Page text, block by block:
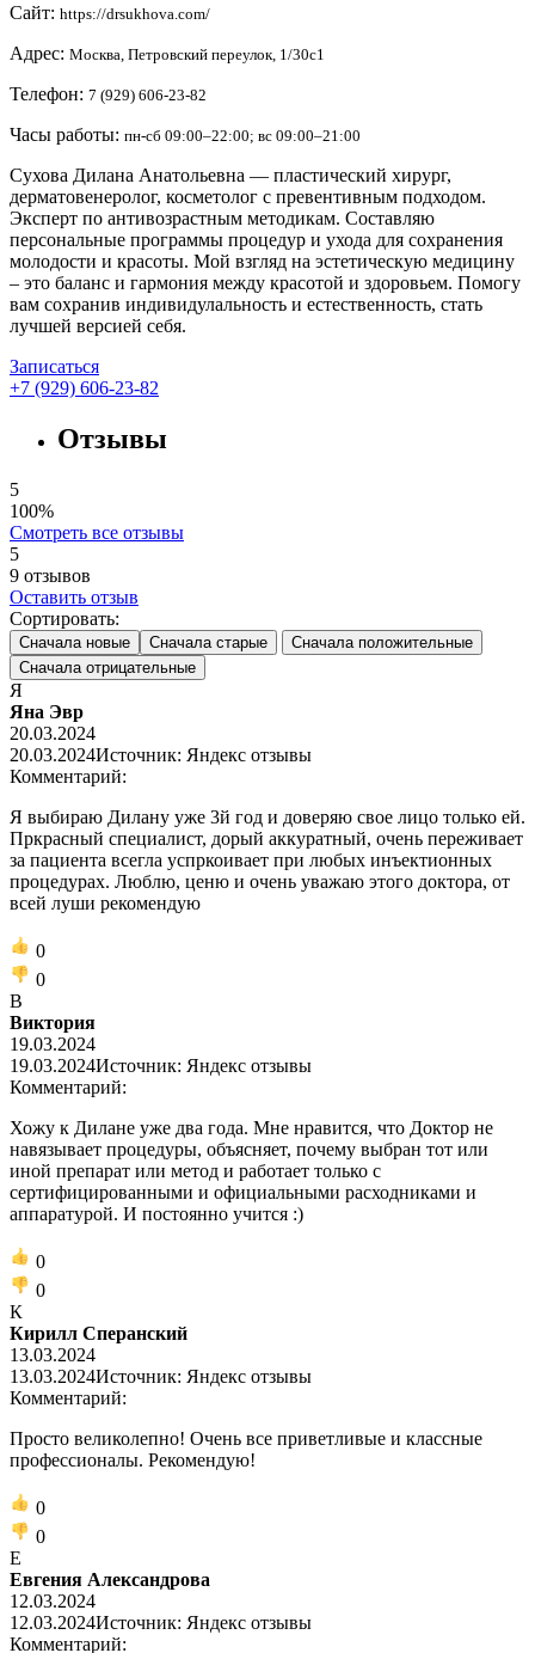
Сайт: https://drsukhova.com/
Адрес: Москва, Петровский переулок, 1/30с1
Телефон: 7 (929) 606-23-82
Часы работы: пн-сб 09:00–22:00; вс 09:00–21:00
Сухова Дилана Анатольевна — пластический хирург,
дерматовенеролог, косметолог с превентивным подходом.
Эксперт по антивозрастным методикам. Составляю
персональные программы процедур и ухода для сохранения
молодости и красоты. Мой взгляд на эстетическую медицину
– это баланс и гармония между красотой и здоровьем. Помогу
вам сохранив индивидулальность и естественность, стать
лучшей версией себя.
Записаться
+7 (929) 606-23-82
Отзывы
5
100%
Смотреть все отзывы
5
9 отзывов
Оставить отзыв
Сортировать:
Сначала новые Сначала старые
Сначала положительные
Сначала отрицательные
Я
Яна Эвр
20.03.2024
20.03.2024Источник: Яндекс отзывы
Комментарий:
Я выбираю Дилану уже 3й год и доверяю свое лицо только ей.
Пркрасный специалист, дорый аккуратный, очень переживает
за пациента всегла успркоивает при любых инъектионных
процедурах. Люблю, ценю и очень уважаю этого доктора, от
всей луши рекомендую
0
0
В
Виктория
19.03.2024
19.03.2024Источник: Яндекс отзывы
Комментарий:
Хожу к Дилане уже два года. Мне нравится, что Доктор не
навязывает процедуры, объясняет, почему выбран тот или
иной препарат или метод и работает только с
сертифицированными и официальными расходниками и
аппаратурой. И постоянно учится :)
0
0
К
Кирилл Сперанский
13.03.2024
13.03.2024Источник: Яндекс отзывы
Комментарий:
Просто великолепно! Очень все приветливые и классные
профессионалы. Рекомендую!
0
0
Е
Евгения Александрова
12.03.2024
12.03.2024Источник: Яндекс отзывы
Комментарий: